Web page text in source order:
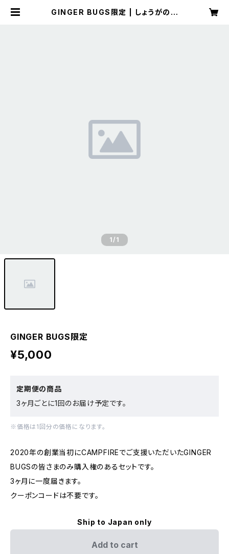
GINGER BUGS限定 | しょうがのむ
1/1
GINGER BUGS限定
¥5,000
定期便の商品
3ヶ月ごとに1回のお届け予定です。
※価格は1回分の価格になります。
2020年の創業当初にCAMPFIREでご支援いただいたGINGER
BUGSの皆さまのみ購入権のあるセットです。
3ヶ月に一度届きます。
クーポンコードは不要です。
Ship to Japan only
Add to cart